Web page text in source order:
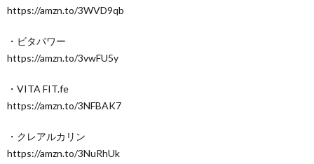
https://amzn.to/3WVD9qb
・ビタパワー
https://amzn.to/3vwFU5y
・VITA FIT.fe
https://amzn.to/3NFBAK7
・クレアルカリン
https://amzn.to/3NuRhUk